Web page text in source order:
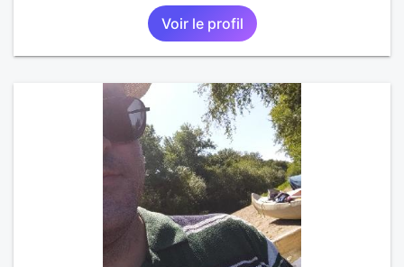
Voir le profil